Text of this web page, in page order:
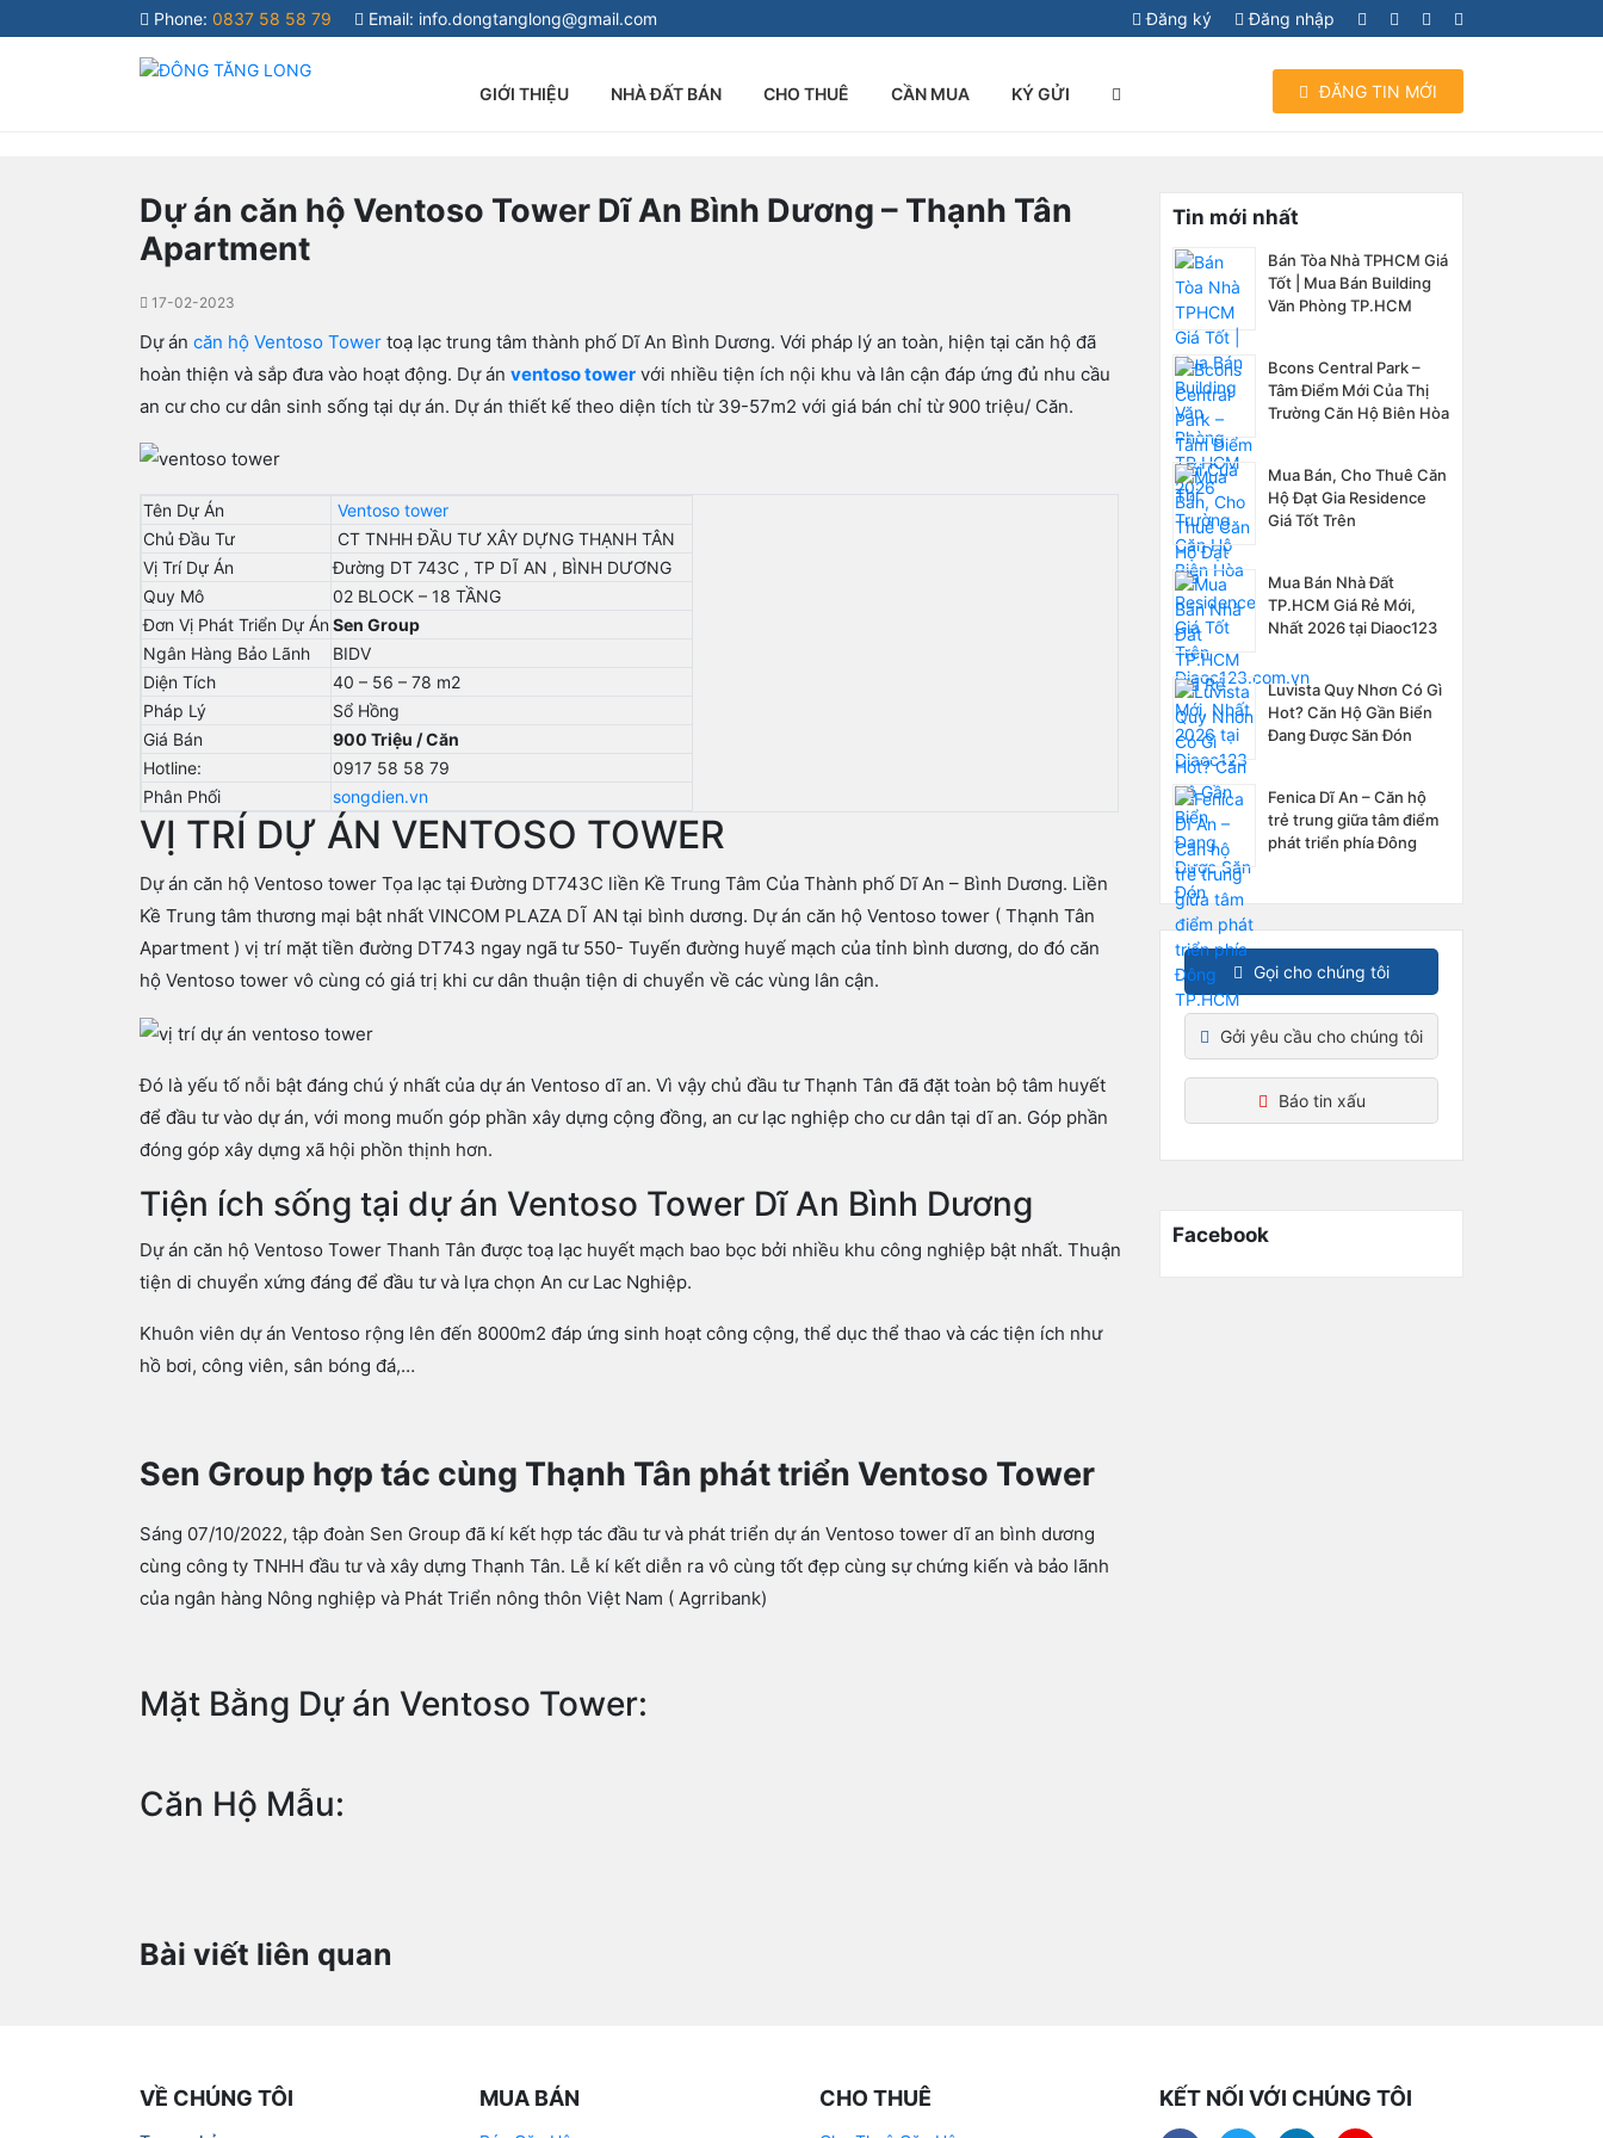
Phone: 0837 58 58 79 Email: info.dongtanglong@gmail.com Đăng ký Đăng nhập
GIỚI THIỆU NHÀ ĐẤT BÁN CHO THUÊ CẦN MUA KÝ GỬI ĐĂNG TIN MỚI
Dự án căn hộ Ventoso Tower Dĩ An Bình Dương – Thạnh Tân
Apartment
17-02-2023
Dự án căn hộ Ventoso Tower toạ lạc trung tâm thành phố Dĩ An Bình Dương. Với pháp lý an toàn, hiện tại căn hộ đã
hoàn thiện và sắp đưa vào hoạt động. Dự án ventoso tower với nhiều tiện ích nội khu và lân cận đáp ứng đủ nhu cầu
an cư cho cư dân sinh sống tại dự án. Dự án thiết kế theo diện tích từ 39-57m2 với giá bán chỉ từ 900 triệu/ Căn.
Tên Dự Án
Ventoso tower
Chủ Đầu Tư
CT TNHH ĐẦU TƯ XÂY DỰNG THẠNH TÂN
Vị Trí Dự Án
Đường DT 743C , TP DĨ AN , BÌNH DƯƠNG
Quy Mô
02 BLOCK – 18 TẦNG
Đơn Vị Phát Triển Dự Án Sen Group
Ngân Hàng Bảo Lãnh
BIDV
Diện Tích
40 – 56 – 78 m2
Pháp Lý
Sổ Hồng
Giá Bán
900 Triệu / Căn
Hotline:
0917 58 58 79
Phân Phối
songdien.vn
VỊ TRÍ DỰ ÁN VENTOSO TOWER
Dự án căn hộ Ventoso tower Tọa lạc tại Đường DT743C liền Kề Trung Tâm Của Thành phố Dĩ An – Bình Dương. Liền
Kề Trung tâm thương mại bật nhất VINCOM PLAZA DĨ AN tại bình dương. Dự án căn hộ Ventoso tower ( Thạnh Tân
Apartment ) vị trí mặt tiền đường DT743 ngay ngã tư 550- Tuyến đường huyế mạch của tỉnh bình dương, do đó căn
hộ Ventoso tower vô cùng có giá trị khi cư dân thuận tiện di chuyển về các vùng lân cận.
Đó là yếu tố nỗi bật đáng chú ý nhất của dự án Ventoso dĩ an. Vì vậy chủ đầu tư Thạnh Tân đã đặt toàn bộ tâm huyết
để đầu tư vào dự án, với mong muốn góp phần xây dựng cộng đồng, an cư lạc nghiệp cho cư dân tại dĩ an. Góp phần
đóng góp xây dựng xã hội phồn thịnh hơn.
Tiện ích sống tại dự án Ventoso Tower Dĩ An Bình Dương
Dự án căn hộ Ventoso Tower Thanh Tân được toạ lạc huyết mạch bao bọc bởi nhiều khu công nghiệp bật nhất. Thuận
tiện di chuyển xứng đáng để đầu tư và lựa chọn An cư Lac Nghiệp.
Khuôn viên dự án Ventoso rộng lên đến 8000m2 đáp ứng sinh hoạt công cộng, thể dục thể thao và các tiện ích như
hồ bơi, công viên, sân bóng đá,…
Sen Group hợp tác cùng Thạnh Tân phát triển Ventoso Tower
Sáng 07/10/2022, tập đoàn Sen Group đã kí kết hợp tác đầu tư và phát triển dự án Ventoso tower dĩ an bình dương
cùng công ty TNHH đầu tư và xây dựng Thạnh Tân. Lễ kí kết diễn ra vô cùng tốt đẹp cùng sự chứng kiến và bảo lãnh
của ngân hàng Nông nghiệp và Phát Triển nông thôn Việt Nam ( Agrribank)
Mặt Bằng Dự án Ventoso Tower:
Căn Hộ Mẫu:
Tin mới nhất
Bán Tòa Nhà TPHCM Giá
Tốt | Mua Bán Building
Văn Phòng TP.HCM
Bcons Central Park –
Tâm Điểm Mới Của Thị
Trường Căn Hộ Biên Hòa
Mua Bán, Cho Thuê Căn
Hộ Đạt Gia Residence
Giá Tốt Trên
Mua Bán Nhà Đất
TP.HCM Giá Rẻ Mới,
Nhất 2026 tại Diaoc123
Luvista Quy Nhơn Có Gì
Hot? Căn Hộ Gần Biển
Đang Được Săn Đón
Fenica Dĩ An – Căn hộ
trẻ trung giữa tâm điểm
phát triển phía Đông
Gọi cho chúng tôi
Gởi yêu cầu cho chúng tôi
Báo tin xấu
Facebook
Bài viết liên quan
VỀ CHÚNG TÔI MUA BÁN CHO THUÊ KẾT NỐI VỚI CHÚNG TÔI